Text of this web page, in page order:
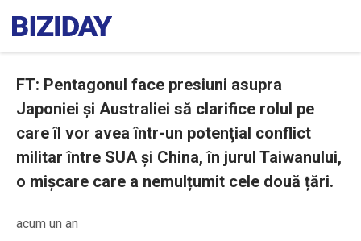
FT: Pentagonul face presiuni asupra
Japoniei și Australiei să clarifice rolul pe
care îl vor avea într-un potenţial conflict
militar între SUA şi China, în jurul Taiwanului,
o mișcare care a nemulțumit cele două țări.
acum un an